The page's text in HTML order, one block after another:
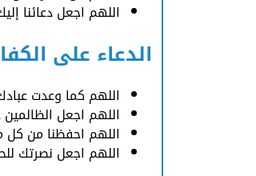
اللهم اجعل دعائنا
الدعاء على
اللهم كما وعدت
اللهم اجعل
اللهم احفظنا من كل
اللهم اجعل نصرتك